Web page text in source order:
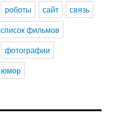
роботы сайт
связь
список фильмов
фотографии
юмор